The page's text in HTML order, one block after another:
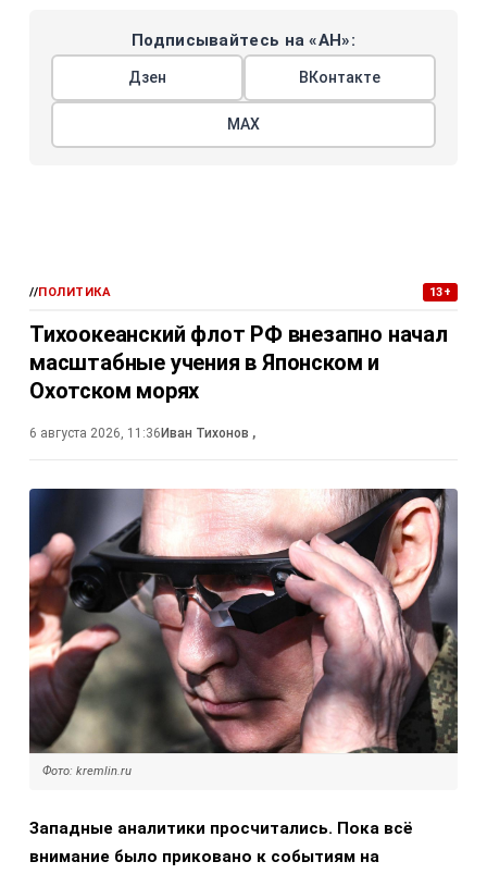
Подписывайтесь на «АН»:
Дзен ВКонтакте
МАХ
//ПОЛИТИКА 13+
Тихоокеанский флот РФ внезапно начал
масштабные учения в Японском и
Охотском морях
6 августа 2026, 11:36 Иван Тихонов ,
Фото: kremlin.ru
Западные аналитики просчитались. Пока всё
внимание было приковано к событиям на